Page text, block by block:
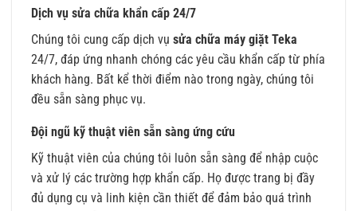
Dịch vụ sửa chữa khẩn cấp 24/7
Chúng tôi cung cấp dịch vụ sửa chữa máy giặt Teka
24/7, đáp ứng nhanh chóng các yêu cầu khẩn cấp từ phía
khách hàng. Bất kể thời điểm nào trong ngày, chúng tôi
đều sẵn sàng phục vụ.
Đội ngũ kỹ thuật viên sẵn sàng ứng cứu
Kỹ thuật viên của chúng tôi luôn sẵn sàng để nhập cuộc
và xử lý các trường hợp khẩn cấp. Họ được trang bị đầy
đủ dụng cụ và linh kiện cần thiết để đảm bảo quá trình